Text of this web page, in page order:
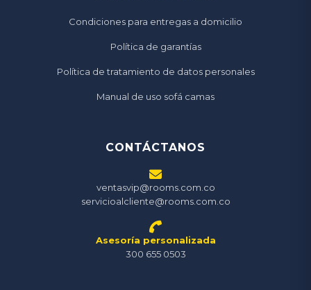
Condiciones para entregas a domicilio
Política de garantías
Política de tratamiento de datos personales
Manual de uso sofá camas
CONTÁCTANOS
ventasvip@rooms.com.co
servicioalcliente@rooms.com.co
Asesoría personalizada
300 655 0503